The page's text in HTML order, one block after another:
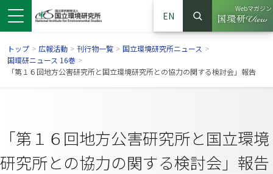
EN
サイト内検索
検索
Webマガジン
（別ウイ
トップ > 広報活動 > 刊行物一覧 > 国立環境研究所ニュース >
国環研ニュース 16巻 >
「第１６回地方公害研究所と国立環境研究所との協力の関する検討会」報告
「第１６回地方公害研究所と国立環境
研究所との協力の関する検討会」報告